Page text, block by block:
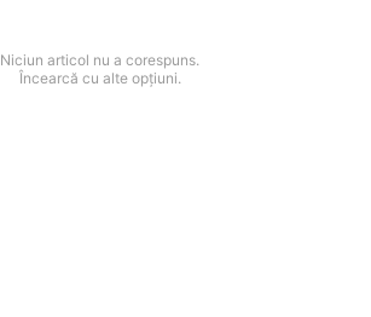
Niciun articol nu a corespuns.
Încearcă cu alte opțiuni.